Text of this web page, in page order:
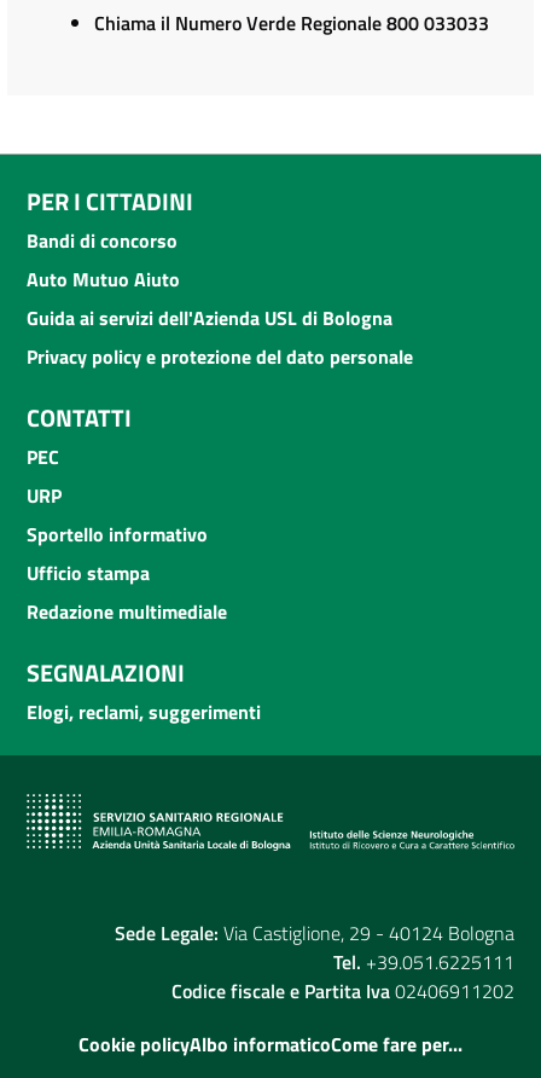
Chiama il Numero Verde Regionale 800 033033
PER I CITTADINI
Bandi di concorso
Auto Mutuo Aiuto
Guida ai servizi dell'Azienda USL di Bologna
Privacy policy e protezione del dato personale
CONTATTI
PEC
URP
Sportello informativo
Ufficio stampa
Redazione multimediale
SEGNALAZIONI
Elogi, reclami, suggerimenti
Sede Legale: Via Castiglione, 29 - 40124 Bologna
Tel. +39.051.6225111
Codice fiscale e Partita Iva02406911202
Cookie policyAlbo informaticoCome fare per...